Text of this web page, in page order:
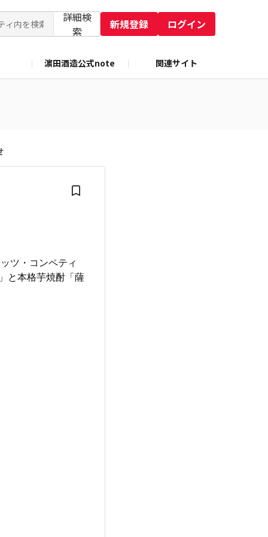
詳細検
索
新規登録 ログイン
濵田酒造公式note 関連サイト
ツ・コンペティ
と本格芋焼酎「薩